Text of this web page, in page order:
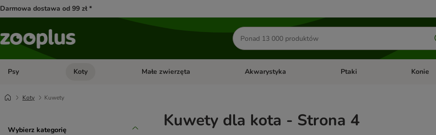
Darmowa dostawa od 99 zł *
Szukaj
produktów
Psy Otwórz menu kategorii: Psy
Koty Otwórz menu kategorii: Koty
Małe zwierzęta Otwórz menu kategorii: Małe zwierzęta
Akwarystyka Otwórz menu kategorii:
Ptaki Otwórz
Konie
Koty Kuwety
Wybierz kategorię Kuwety dla kota - Strona 4